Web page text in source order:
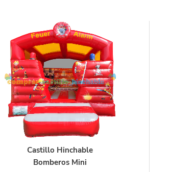
Castillo Hinchable
Bomberos Mini